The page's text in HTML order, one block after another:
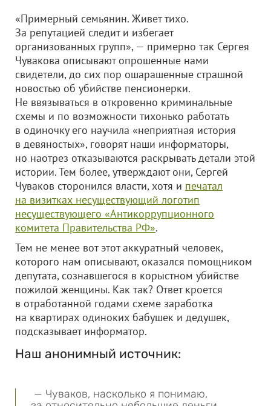
«Примерный семьянин. Живет тихо.
За репутацией следит и избегает
организованных групп», — примерно так Сергея
Чувакова описывают опрошенные нами
свидетели, до сих пор ошарашенные страшной
новостью об убийстве пенсионерки.
Не ввязываться в откровенно криминальные
схемы и по возможности тихонько работать
в одиночку его научила «неприятная история
в девяностых», говорят наши информаторы,
но наотрез отказываются раскрывать детали этой
истории. Тем более, утверждают они, Сергей
Чуваков сторонился власти, хотя и печатал
на визитках несуществующий логотип
несуществующего «Антикоррупционного
комитета Правительства РФ».
Тем не менее вот этот аккуратный человек,
которого нам описывают, оказался помощником
депутата, сознавшегося в корыстном убийстве
пожилой женщины. Как так? Ответ кроется
в отработанной годами схеме заработка
на квартирах одиноких бабушек и дедушек,
подсказывает информатор.
Наш анонимный источник:
— Чуваков, насколько я понимаю,